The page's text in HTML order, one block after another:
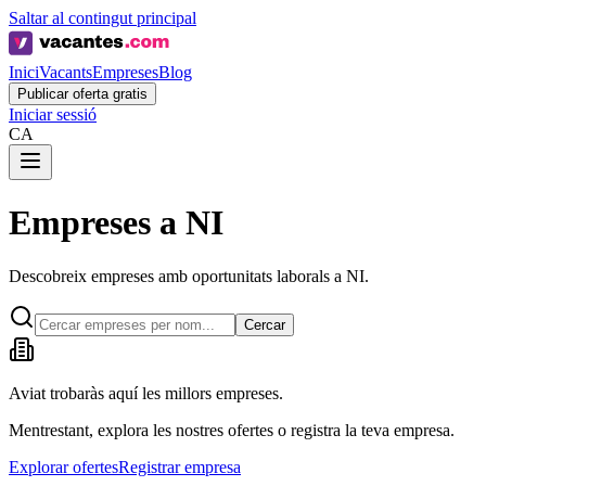
Saltar al contingut principal
IniciVacantsEmpresesBlog
Publicar oferta gratis
Iniciar sessió
CA
Empreses a NI
Descobreix empreses amb oportunitats laborals a NI.
Cercar
Aviat trobaràs aquí les millors empreses.
Mentrestant, explora les nostres ofertes o registra la teva empresa.
Explorar ofertesRegistrar empresa